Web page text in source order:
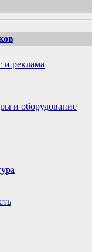
и реклама
и оборудование